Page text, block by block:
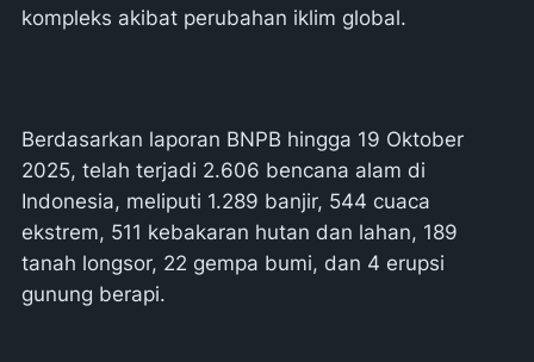
kompleks akibat perubahan iklim global.
Berdasarkan laporan BNPB hingga 19 Oktober
2025, telah terjadi 2.606 bencana alam di
Indonesia, meliputi 1.289 banjir, 544 cuaca
ekstrem, 511 kebakaran hutan dan lahan, 189
tanah longsor, 22 gempa bumi, dan 4 erupsi
gunung berapi.